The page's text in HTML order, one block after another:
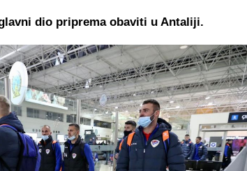
dio priprema obaviti u Antaliji.